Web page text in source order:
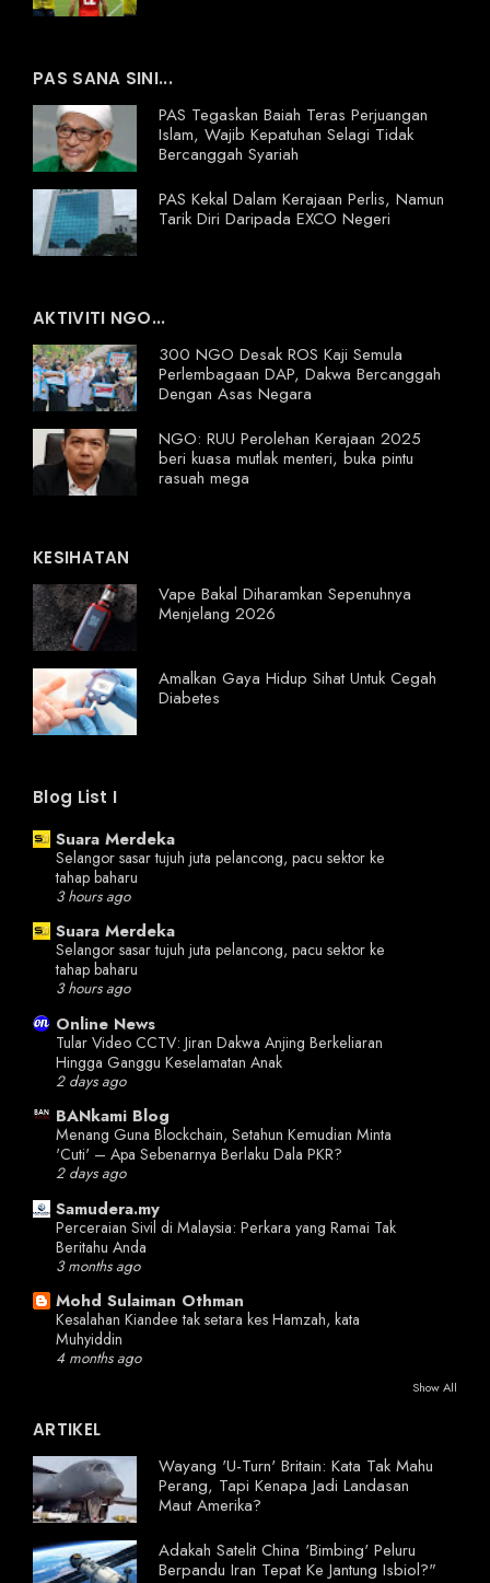
PAS SANA SINI...
PAS Tegaskan Baiah Teras Perjuangan
Islam, Wajib Kepatuhan Selagi Tidak
Bercanggah Syariah
PAS Kekal Dalam Kerajaan Perlis, Namun
Tarik Diri Daripada EXCO Negeri
AKTIVITI NGO...
300 NGO Desak ROS Kaji Semula
Perlembagaan DAP, Dakwa Bercanggah
Dengan Asas Negara
NGO: RUU Perolehan Kerajaan 2025
beri kuasa mutlak menteri, buka pintu
rasuah mega
KESIHATAN
Vape Bakal Diharamkan Sepenuhnya
Menjelang 2026
Amalkan Gaya Hidup Sihat Untuk Cegah
Diabetes
Blog List I
Suara Merdeka
Selangor sasar tujuh juta pelancong, pacu sektor ke
tahap baharu
3 hours ago
Suara Merdeka
Selangor sasar tujuh juta pelancong, pacu sektor ke
tahap baharu
3 hours ago
Online News
Tular Video CCTV: Jiran Dakwa Anjing Berkeliaran
Hingga Ganggu Keselamatan Anak
2 days ago
BANkami Blog
Menang Guna Blockchain, Setahun Kemudian Minta
'Cuti' – Apa Sebenarnya Berlaku Dala PKR?
2 days ago
Samudera.my
Perceraian Sivil di Malaysia: Perkara yang Ramai Tak
Beritahu Anda
3 months ago
Mohd Sulaiman Othman
Kesalahan Kiandee tak setara kes Hamzah, kata
Muhyiddin
4 months ago
Show All
ARTIKEL
Wayang 'U-Turn' Britain: Kata Tak Mahu
Perang, Tapi Kenapa Jadi Landasan
Maut Amerika?
Adakah Satelit China 'Bimbing' Peluru
Berpandu Iran Tepat Ke Jantung Isbiol?"